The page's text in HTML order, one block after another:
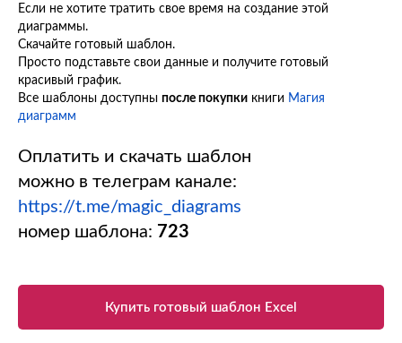
Если не хотите тратить свое время на создание этой
диаграммы.
Скачайте готовый шаблон.
Просто подставьте свои данные и получите готовый
красивый график.
Все шаблоны доступны после покупки книги Магия
диаграмм
Оплатить и скачать шаблон
можно в телеграм канале:
https://t.me/magic_diagrams
номер шаблона: 723
Купить готовый шаблон Excel